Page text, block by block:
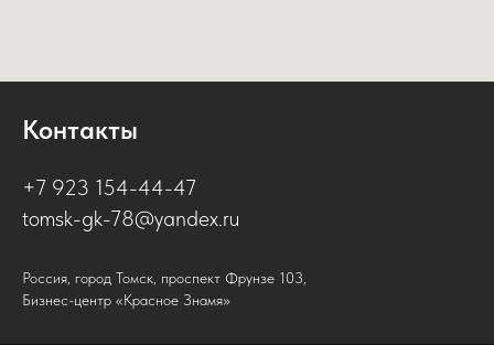
Контакты
+7 923 154-44-47
tomsk-gk-78@yandex.ru
Россия, город Томск, проспект Фрунзе 103,
Бизнес-центр «Красное Знамя»